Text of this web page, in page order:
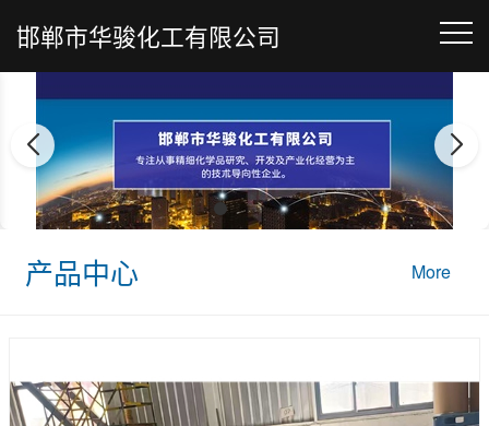
邯郸市华骏化工有限公司
产品中心 More